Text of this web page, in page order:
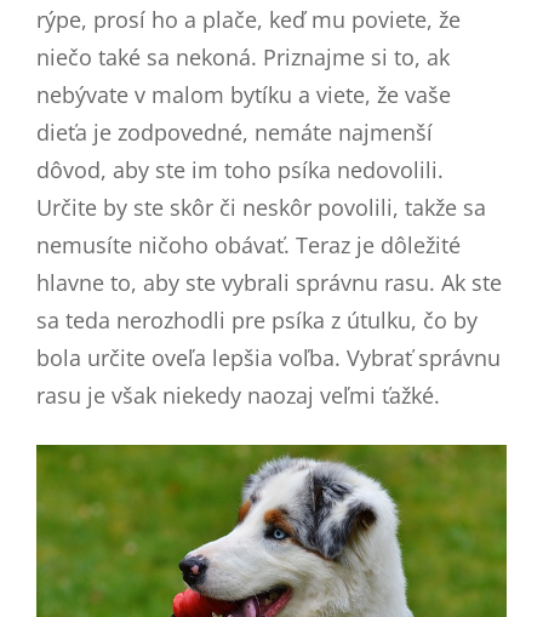
rýpe, prosí ho a plače, keď mu poviete, že
niečo také sa nekoná. Priznajme si to, ak
nebývate v malom bytíku a viete, že vaše
dieťa je zodpovedné, nemáte najmenší
dôvod, aby ste im toho psíka nedovolili.
Určite by ste skôr či neskôr povolili, takže sa
nemusíte ničoho obávať. Teraz je dôležité
hlavne to, aby ste vybrali správnu rasu. Ak ste
sa teda nerozhodli pre psíka z útulku, čo by
bola určite oveľa lepšia voľba. Vybrať správnu
rasu je však niekedy naozaj veľmi ťažké.